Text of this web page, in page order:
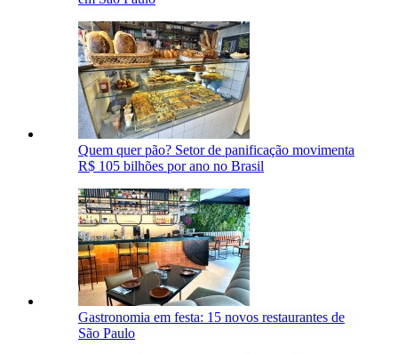
Quem quer pão? Setor de panificação movimenta
R$ 105 bilhões por ano no Brasil
Gastronomia em festa: 15 novos restaurantes de
São Paulo